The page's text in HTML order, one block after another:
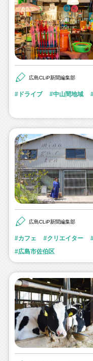
広島CLiP新聞編集部
ドライブ 中山間地域
広島CLiP新聞編集部
カフェ クリエイター
広島市佐伯区